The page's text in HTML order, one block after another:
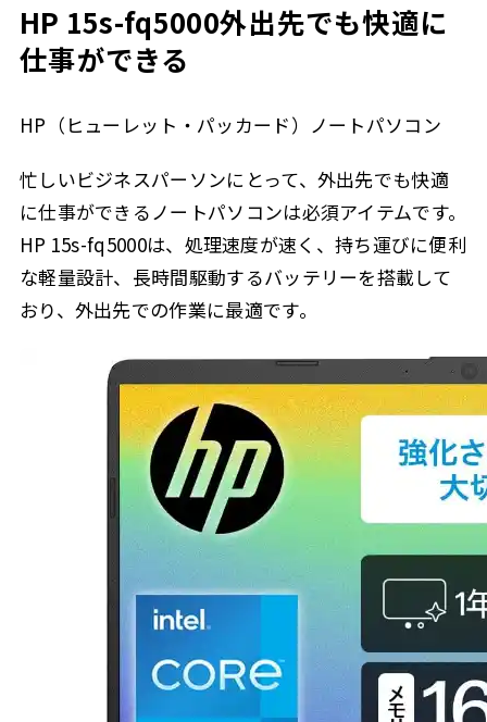
HP 15s-fq5000外出先でも快適に
仕事ができる
HP（ヒューレット・パッカード）ノートパソコン
忙しいビジネスパーソンにとって、外出先でも快適
に仕事ができるノートパソコンは必須アイテムです。
HP 15s-fq5000は、処理速度が速く、持ち運びに便利
な軽量設計、長時間駆動するバッテリーを搭載して
おり、外出先での作業に最適です。